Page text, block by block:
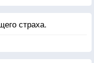
страха.